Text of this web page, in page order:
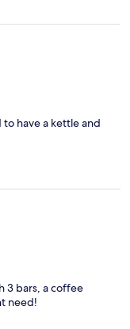
have a kettle and
3 bars, a coffee
need!